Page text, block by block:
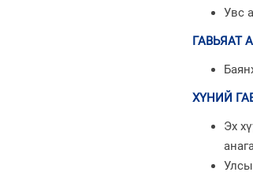
Увс
ГАВЬЯАТ
ХҮНИЙ
Эх